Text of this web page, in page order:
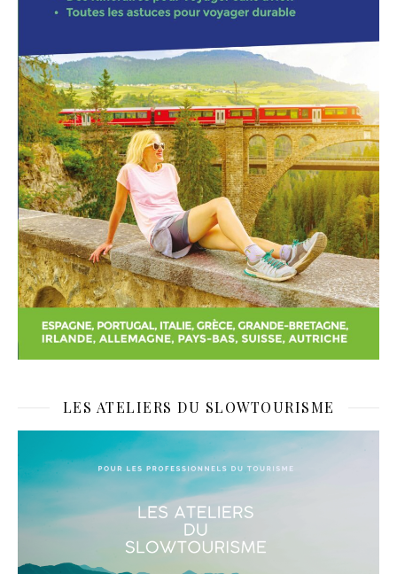
LES ATELIERS DU SLOWTOURISME